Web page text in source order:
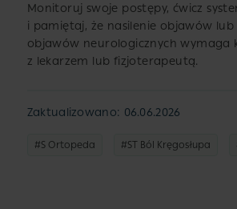
Monitoruj swoje postępy, ćwicz
i pamiętaj, że nasilenie objawów lub
objawów neurologicznych wymaga
z lekarzem lub fizjoterapeutą.
Zaktualizowano: 06.06.2026
#S Ortopeda #ST Ból Kręgosłupa